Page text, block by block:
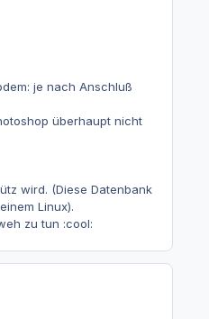
je nach Anschluß
überhaupt nicht
wird. (Diese Datenbank
Linux).
zu tun :cool: